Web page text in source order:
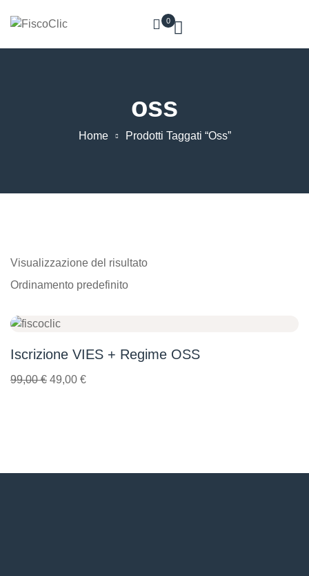
0
oss
Home Prodotti Taggati “oss”
Visualizzazione del risultato
Iscrizione VIES + Regime OSS
99,00€ 49,00 €